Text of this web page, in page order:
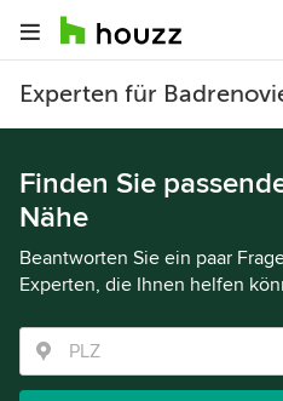
Experten für
Finden Sie
Nähe
Beantworten Sie ein paar
Experten, die Ihnen helfen